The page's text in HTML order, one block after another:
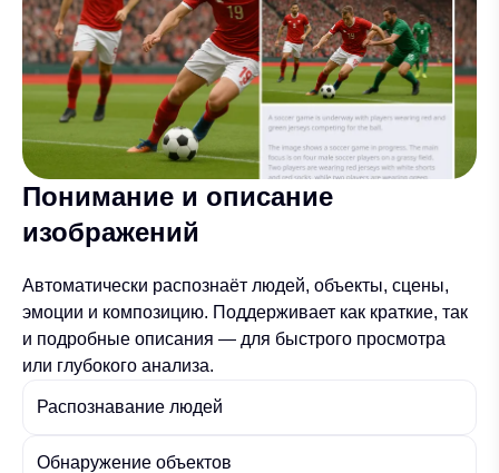
Понимание и описание
изображений
Автоматически распознаёт людей, объекты, сцены,
эмоции и композицию. Поддерживает как краткие, так
и подробные описания — для быстрого просмотра
или глубокого анализа.
Распознавание людей
Обнаружение объектов